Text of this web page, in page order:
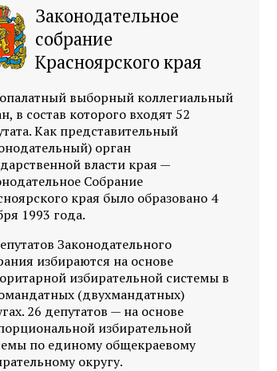
Законодательное
собрание
Красноярского края
выборный коллегиальный
в состав которого входят 52
Как представительный
орган
власти края —
Собрание
края было образовано 4
1993 года.
Законодательного
избираются на основе
избирательной системы в
(двухмандатных)
26 депутатов — на основе
избирательной
по единому общекраевому
округу.